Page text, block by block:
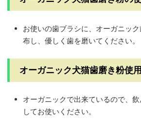
お使いの歯ブラシに、オーガニッ
布し、優しく歯を磨いてください。
オーガニック犬猫歯磨き粉使
オーガニックで出来ているので、
してお使いください。